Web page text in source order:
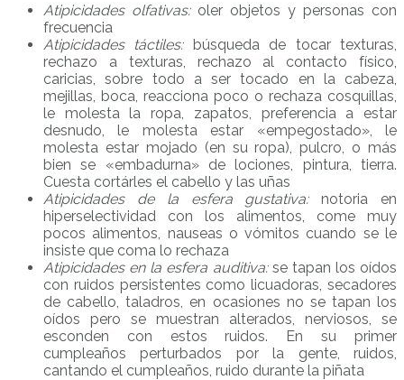
Atipicidades olfativas:oler objetos y personas con
frecuencia
Atipicidades táctiles:búsqueda de tocar texturas,
rechazo a texturas, rechazo al contacto físico,
caricias, sobre todo a ser tocado en la cabeza,
mejillas, boca, reacciona poco o rechaza cosquillas,
le molesta la ropa, zapatos, preferencia a estar
desnudo, le molesta estar «empegostado», le
molesta estar mojado (en su ropa), pulcro, o más
bien se «embadurna» de lociones, pintura, tierra.
Cuesta cortárles el cabello y las uñas
Atipicidades de la esfera gustativa:notoria en
hiperselectividad con los alimentos, come muy
pocos alimentos, nauseas o vómitos cuando se le
insiste que coma lo rechaza
Atipicidades en la esfera auditiva:se tapan los oídos
con ruidos persistentes como licuadoras, secadores
de cabello, taladros, en ocasiones no se tapan los
oídos pero se muestran alterados, nerviosos, se
esconden con estos ruidos. En su primer
cumpleaños perturbados por la gente, ruidos,
cantando el cumpleaños, ruido durante la piñata